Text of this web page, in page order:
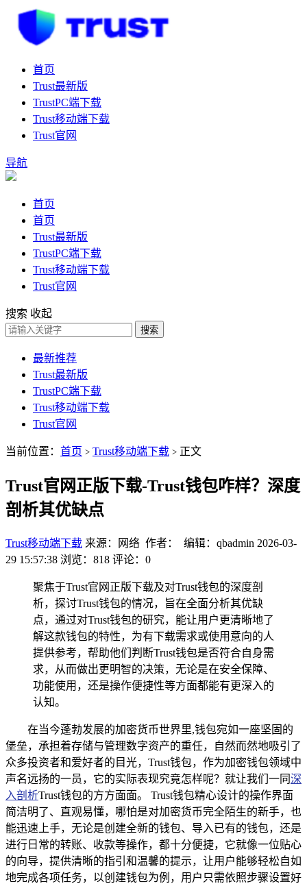
首页
Trust最新版
TrustPC端下载
Trust移动端下载
Trust官网
导航
首页
首页
Trust最新版
TrustPC端下载
Trust移动端下载
Trust官网
搜索 收起
搜索
最新推荐
Trust最新版
TrustPC端下载
Trust移动端下载
Trust官网
当前位置： 首页 > Trust移动端下载 > 正文
Trust官网正版下载-Trust钱包咋样？深度
剖析其优缺点
Trust移动端下载 来源：网络 作者： 编辑：qbadmin 2026-03-
29 15:57:38 浏览：818 评论：0
聚焦于Trust官网正版下载及对Trust钱包的深度剖
析，探讨Trust钱包的情况，旨在全面分析其优缺
点，通过对Trust钱包的研究，能让用户更清晰地了
解这款钱包的特性，为有下载需求或使用意向的人
提供参考，帮助他们判断Trust钱包是否符合自身需
求，从而做出更明智的决策，无论是在安全保障、
功能使用，还是操作便捷性等方面都能有更深入的
认知。
在当今蓬勃发展的加密货币世界里,钱包宛如一座坚固的
堡垒，承担着存储与管理数字资产的重任，自然而然地吸引了
众多投资者和爱好者的目光，Trust钱包，作为加密钱包领域中
声名远扬的一员，它的实际表现究竟怎样呢？就让我们一同深
入剖析Trust钱包的方方面面。 Trust钱包精心设计的操作界面
简洁明了、直观易懂，哪怕是对加密货币完全陌生的新手，也
能迅速上手，无论是创建全新的钱包、导入已有的钱包，还是
进行日常的转账、收款等操作，都十分便捷，它就像一位贴心
的向导，提供清晰的指引和温馨的提示，让用户能够轻松自如
地完成各项任务，以创建钱包为例，用户只需依照步骤设置好